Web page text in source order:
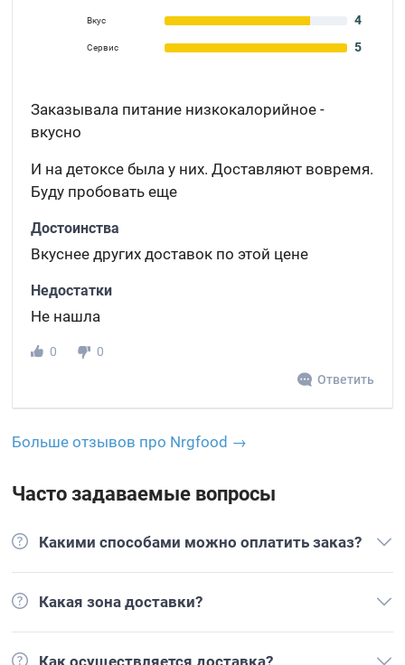
Вкус 4
Сервис 5
Заказывала питание низкокалорийное -
вкусно
И на детоксе была у них. Доставляют вовремя.
Буду пробовать еще
Достоинства
Вкуснее других доставок по этой цене
Недостатки
Не нашла
0
0
Ответить
Больше отзывов про Nrgfood →
Часто задаваемые вопросы
Какими способами можно оплатить заказ?
Какая зона доставки?
Как осуществляется доставка?